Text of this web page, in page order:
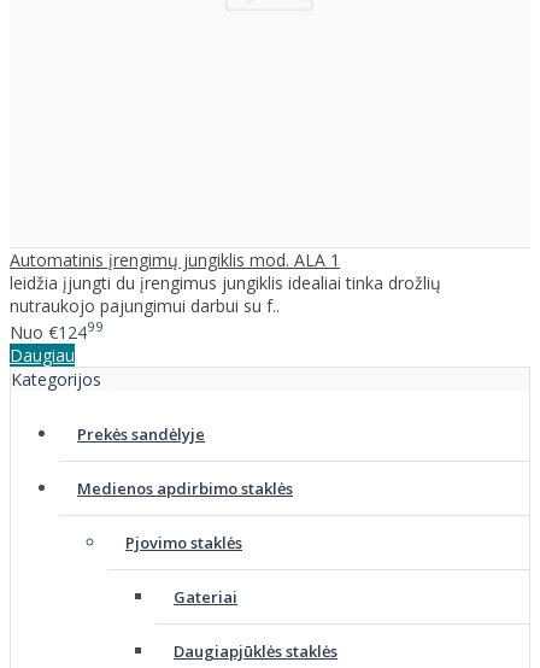
Automatinis įrengimų jungiklis mod. ALA 1
leidžia įjungti du įrengimus jungiklis idealiai tinka drožlių
nutraukojo pajungimui darbui su f..
Nuo €12499
Daugiau
Kategorijos
Prekės sandėlyje
Medienos apdirbimo staklės
Pjovimo staklės
Gateriai
Daugiapjūklės staklės